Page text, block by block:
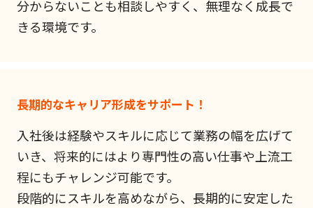
分からないことも相談しやすく、無理なく成長で
きる環境です。
長期的なキャリア形成をサポート！
入社後は経験やスキルに応じて業務の幅を広げて
いき、将来的にはより専門性の高い仕事や上流工
程にもチャレンジ可能です。
段階的にスキルを高めながら、長期的に安定した